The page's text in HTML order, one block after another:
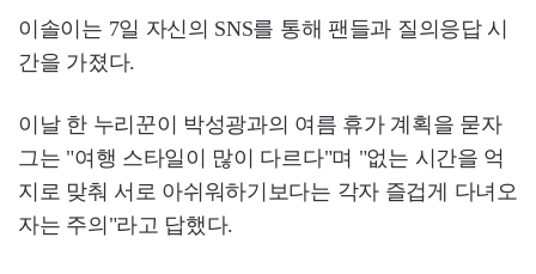
이솔이는 7일 자신의 SNS를 통해 팬들과 질의응답 시
간을 가졌다.
이날 한 누리꾼이 박성광과의 여름 휴가 계획을 묻자
그는 "여행 스타일이 많이 다르다"며 "없는 시간을 억
지로 맞춰 서로 아쉬워하기보다는 각자 즐겁게 다녀오
자는 주의"라고 답했다.